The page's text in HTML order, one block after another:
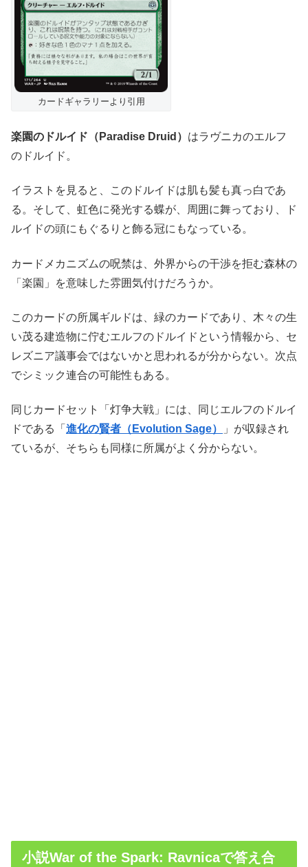
カードギャラリーより引用
楽園のドルイド（Paradise Druid） はラヴニカのエルフ
のドルイド。
イラストを見ると、このドルイドは肌も髪も真っ白であ
る。そして、虹色に発光する蝶が、周囲に舞っており、ド
ルイドの頭にもぐるりと飾る冠にもなっている。
カードメカニズムの呪禁は、外界からの干渉を拒む森林の
「楽園」を意味した雰囲気付けだろうか。
このカードの所属ギルドは、緑のカードであり、木々の生
い茂る建造物に佇むエルフのドルイドという情報から、セ
レズニア議事会ではないかと思われるが分からない。次点
でシミック連合の可能性もある。
同じカードセット「灯争大戦」には、同じエルフのドルイ
ドである「 進化の賢者（Evolution Sage）
」が収録され
ているが、そちらも同様に所属がよく分からない。
小説War of the Spark: Ravnicaで答え合